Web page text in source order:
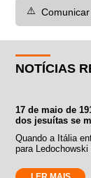
⚠️
NOTÍCIAS
17 de maio de
dos jesuítas se
Quando a Itália
para